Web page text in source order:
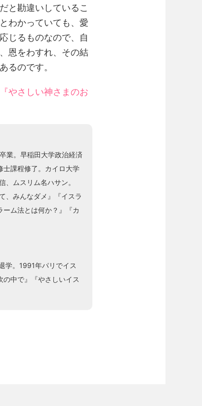
と勘違いしているこ
わかっていても、愛
じるものなので、自
恩をわすれ、その結
るのです。
やさしい神さまのお
業。早稲田大学政治経済
士課程修了。カイロ大学
ムスリム名ハサン。
、みんなダメ』『イスラ
ム法とは何か？』『カ
学。1991年パリでイス
中で』『やさしいイス